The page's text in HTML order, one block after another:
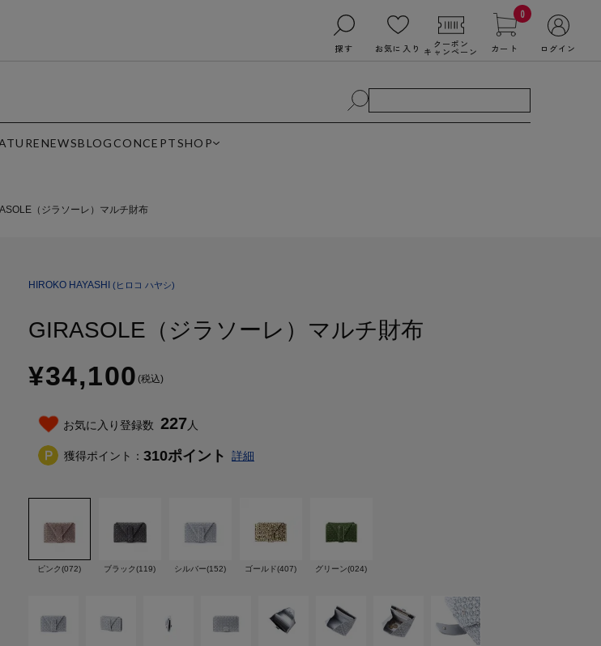
探す お気に入り クーポン
キャンペーン
0
カート ログイン
NEWSBLOG CONCEPTSHOP
（ジラソーレ）マルチ財布
HIROKO HAYASHI (ヒロコ ハヤシ)
GIRASOLE（ジラソーレ）マルチ財布
¥34,100 (税込)
お気に入り登録数 227人
獲得ポイント： 310ポイント 詳細
ピンク(072) ブラック(119) シルバー(152) ゴールド(407) グリーン(024)